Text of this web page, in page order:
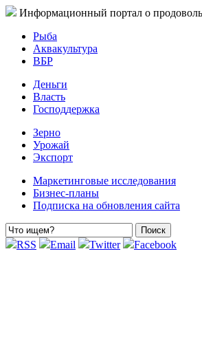
Информационный портал о
Рыба
Аквакультура
ВБР
Деньги
Власть
Господдержка
Зерно
Урожай
Экспорт
Маркетинговые исследования
Бизнес-планы
Подписка на обновления сайта
RSS Email Twitter Facebook